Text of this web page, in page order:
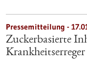
Pressemitteilung -
Zuckerbasierte